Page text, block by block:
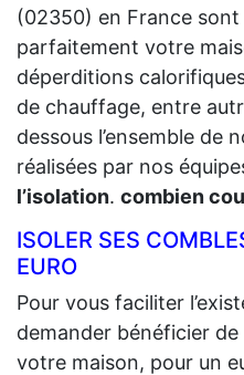
(02350) en France
parfaitement votre
déperditions
de chauffage, entre
dessous l’ensemble de
réalisées par nos
l’isolation. combien
ISOLER SES
EURO
Pour vous faciliter
demander bénéficier
votre maison, pour un